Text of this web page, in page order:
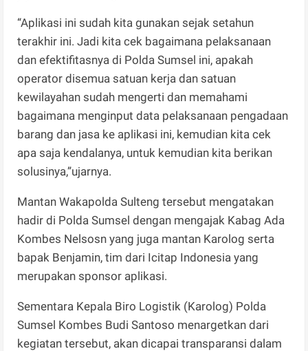
“Aplikasi ini sudah kita gunakan sejak setahun
terakhir ini. Jadi kita cek bagaimana pelaksanaan
dan efektifitasnya di Polda Sumsel ini, apakah
operator disemua satuan kerja dan satuan
kewilayahan sudah mengerti dan memahami
bagaimana menginput data pelaksanaan pengadaan
barang dan jasa ke aplikasi ini, kemudian kita cek
apa saja kendalanya, untuk kemudian kita berikan
solusinya,”ujarnya.
Mantan Wakapolda Sulteng tersebut mengatakan
hadir di Polda Sumsel dengan mengajak Kabag Ada
Kombes Nelsosn yang juga mantan Karolog serta
bapak Benjamin, tim dari Icitap Indonesia yang
merupakan sponsor aplikasi.
Sementara Kepala Biro Logistik (Karolog) Polda
Sumsel Kombes Budi Santoso menargetkan dari
kegiatan tersebut, akan dicapai transparansi dalam